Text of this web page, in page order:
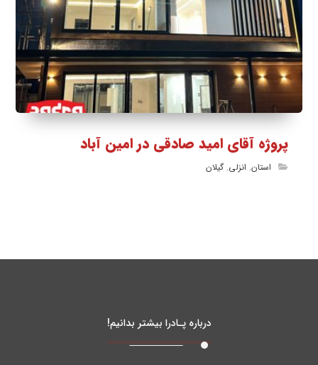
پروژه آقای امید صادقی در امین آباد
استان, انزلی,گیلان
درباره پـادرا بیشتر بدانیم!